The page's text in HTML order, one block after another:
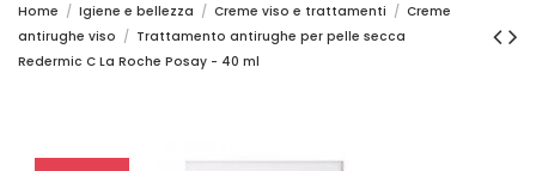
Home Igiene e bellezza Creme viso e trattamenti
Creme
antirughe viso
Trattamento antirughe per pelle secca
Redermic C La Roche Posay - 40 ml